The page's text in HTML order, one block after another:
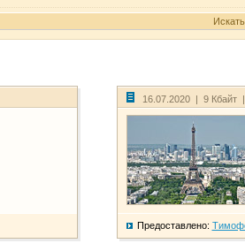
16.07.2020 | 9 Кбайт
Предоставлено: